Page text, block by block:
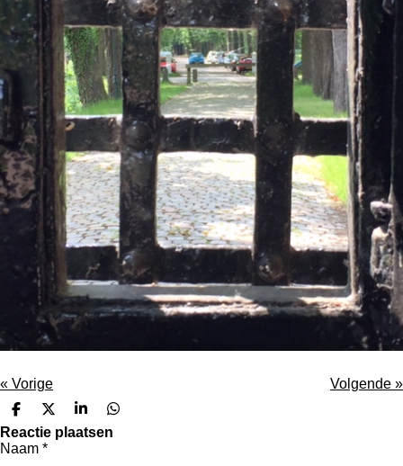
« Vorige Volgende »
D
e
l
e
D
e
e
S
h
D
e
Reactie plaatsen
Naam *